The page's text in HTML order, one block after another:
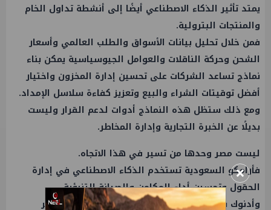
يمتد تأثير الذكاء الاصطناعي أيضًا إلى أنشطة تداول الخام
والمنتجات البترولية.
فمن خلال تحليل بيانات الأسواق والطلب العالمي وأسعار
الشحن وحركة الناقلات والعوامل الجيوسياسية يمكن بناء
نماذج تساعد الشركات على تحسين إدارة المخزون واختيار
أفضل توقيتات الشراء والبيع وتعزيز كفاءة سلاسل الإمداد.
ومع ذلك ستظل هذه النماذج أدوات لدعم القرار وليست
بديلًا عن الخبرة التجارية وإدارة المخاطر.
ليست مصر وحدها من تسير في هذا الاتجاه.
فأرامكو السعودية تستخدم الذكاء الاصطناعي في إدارة
الحقول وتحسين أداء المكامن والصيانة التنبؤية.
وأدنوك بالتعاون مع AIQ تطبق حلولًا ذكية في الحفر
×